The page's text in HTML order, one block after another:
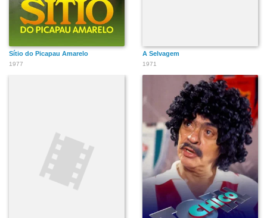
Sítio do Picapau Amarelo
1977
A Selvagem
1971